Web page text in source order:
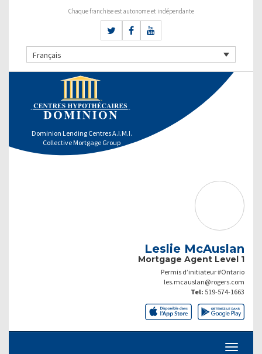
Chaque franchise est autonome et indépendante
Français
Dominion Lending Centres A.I.M.I.
Collective Mortgage Group
Leslie McAuslan
Mortgage Agent Level 1
Permis d’initiateur #Ontario
les.mcauslan@rogers.com
Tel: 519-574-1663